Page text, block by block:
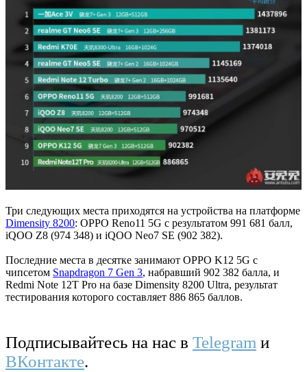
Три следующих места приходятся на устройства на платформе
Dimensity 8200: OPPO Reno11 5G с результатом 991 681 балл,
iQOO Z8 (974 348) и iQOO Neo7 SE (902 382).
Последние места в десятке занимают OPPO K12 5G с
чипсетом Snapdragon 7 Gen 3, набравший 902 382 балла, и
Redmi Note 12T Pro на базе Dimensity 8200 Ultra, результат
тестирования которого составляет 886 865 баллов.
Подписывайтесь на нас в Telegram и
ВКонтакте.